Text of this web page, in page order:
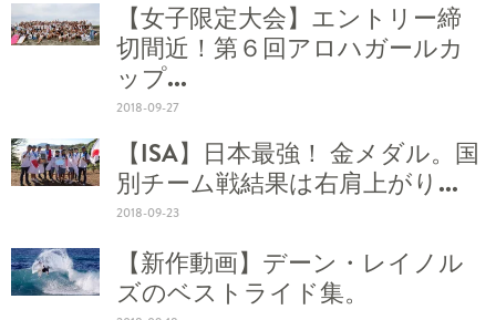
【女子限定大会】エントリー締
切間近！第６回アロハガールカ
ップ...
2018-09-27
【ISA】日本最強！ 金メダル。国
別チーム戦結果は右肩上がり...
2018-09-23
【新作動画】デーン・レイノル
ズのベストライド集。